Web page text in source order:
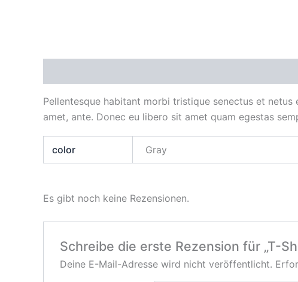
Pellentesque habitant morbi tristique senectus et
amet, ante. Donec eu libero sit amet quam egestas
color Gray
Es gibt noch keine Rezensionen.
Schreibe die erste Rezension für „T-
Deine E-Mail-Adresse wird nicht veröffentlicht.